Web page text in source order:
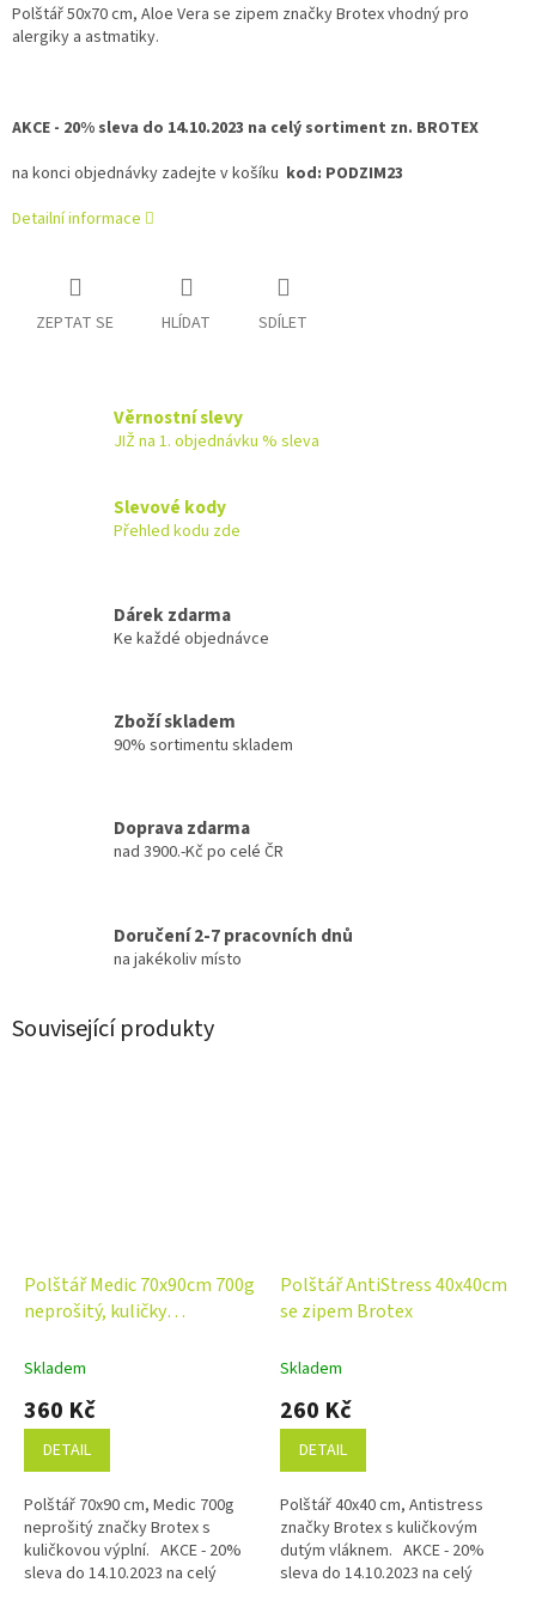
Polštář 50x70 cm, Aloe Vera se zipem značky Brotexvhodný pro
alergiky a astmatiky.
AKCE - 20% sleva do 14.10.2023 na celý sortiment zn. BROTEX
na konci objednávky zadejte v košíku kod: PODZIM23
Detailní informace
ZEPTAT SE HLÍDAT SDÍLET
Věrnostní slevy
JIŽ na 1. objednávku % sleva
Slevové kody
Přehled kodu zde
Dárek zdarma
Ke každé objednávce
Zboží skladem
90% sortimentu skladem
Doprava zdarma
nad 3900.-Kč po celé ČR
Doručení 2-7 pracovních dnů
na jakékoliv místo
Související produkty
Polštář Medic 70x90cm 700g
neprošitý, kuličky
Skladem
360 Kč
DETAIL
Polštář 70x90 cm, Medic 700g
neprošitý značky Brotex s
kuličkovou výplní. AKCE - 20%
sleva do 14.10.2023 na celý
Polštář AntiStress 40x40cm
se zipem Brotex
Skladem
260 Kč
DETAIL
Polštář 40x40 cm, Antistress
značky Brotex s kuličkovým
dutým vláknem. AKCE - 20%
sleva do 14.10.2023 na celý